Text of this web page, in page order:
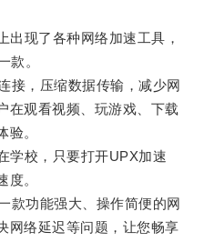
现了各种网络加速工具，
款。
，压缩数据传输，减少网
在观看视频、玩游戏、下载
验。
校，只要打开UPX加速
度。
功能强大、操作简便的网
网络延迟等问题，让您畅享